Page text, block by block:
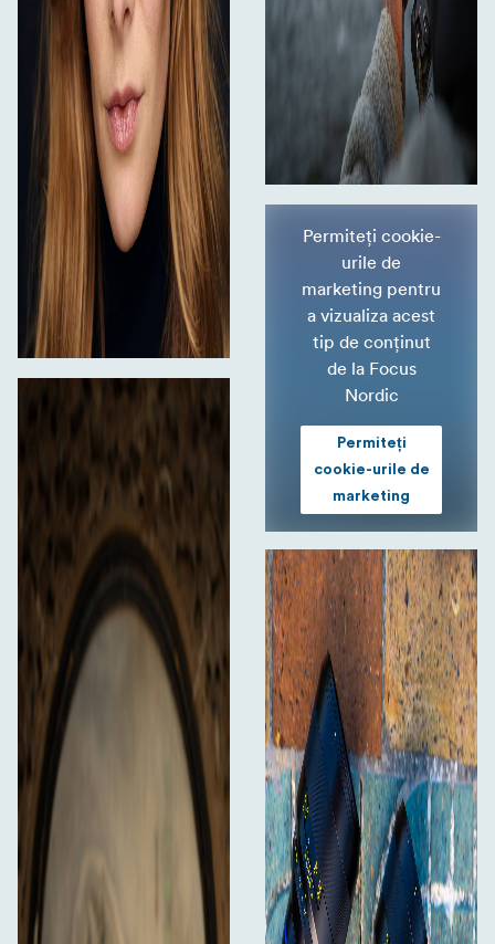
Permiteți cookie-
urile de
marketing pentru
a vizualiza acest
tip de conținut
de la Focus
Nordic
Permiteți
cookie-urile de
marketing